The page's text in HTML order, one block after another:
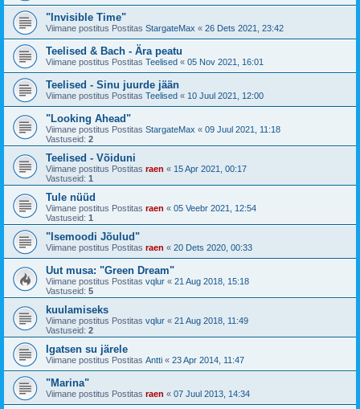
"Invisible Time"
Viimane postitus Postitas StargateMax « 26 Dets 2021, 23:42
Teelised & Bach - Ära peatu
Viimane postitus Postitas Teelised « 05 Nov 2021, 16:01
Teelised - Sinu juurde jään
Viimane postitus Postitas Teelised « 10 Juul 2021, 12:00
"Looking Ahead"
Viimane postitus Postitas StargateMax « 09 Juul 2021, 11:18
Vastuseid: 2
Teelised - Võiduni
Viimane postitus Postitas raen « 15 Apr 2021, 00:17
Vastuseid: 1
Tule nüüd
Viimane postitus Postitas raen « 05 Veebr 2021, 12:54
Vastuseid: 1
"Isemoodi Jõulud"
Viimane postitus Postitas raen « 20 Dets 2020, 00:33
Uut musa: "Green Dream"
Viimane postitus Postitas vqlur « 21 Aug 2018, 15:18
Vastuseid: 5
kuulamiseks
Viimane postitus Postitas vqlur « 21 Aug 2018, 11:49
Vastuseid: 2
Igatsen su järele
Viimane postitus Postitas Antti « 23 Apr 2014, 11:47
"Marina"
Viimane postitus Postitas raen « 07 Juul 2013, 14:34